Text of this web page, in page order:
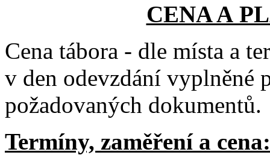
CENA A
Cena tábora - dle místa a
v den odevzdání vyplněné
požadovaných dokumentů.
Termíny, zaměření a cena: